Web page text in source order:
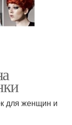
для женщин и